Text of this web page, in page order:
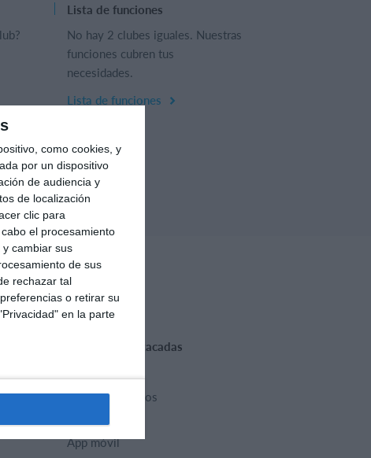
como cookies, y
por un dispositivo
de audiencia y
de localización
clic para
el procesamiento
cambiar sus
de sus
rechazar tal
o retirar su
en la parte
Lista de funciones
No hay 2 clubes iguales. Nuestras
funciones cubren tus
necesidades.
Lista de funciones
Funciones destacadas
Gestión de pagos
App móvil